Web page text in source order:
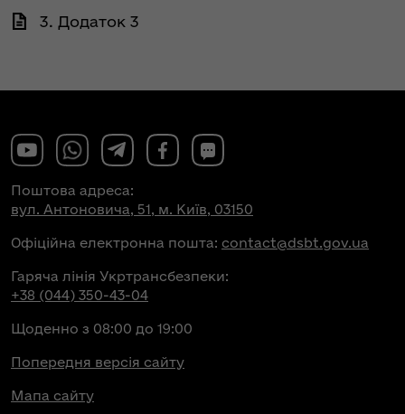
3. Додаток 3
Поштова адреса:
вул. Антоновича, 51, м. Київ, 03150
Офіційна електронна пошта: contact@dsbt.gov.ua
Гаряча лінія Укртрансбезпеки:
+38 (044) 350-43-04
Щоденно з 08:00 до 19:00
Попередня версія сайту
Мапа сайту